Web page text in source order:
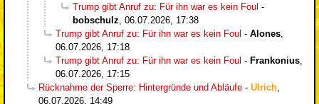
Trump gibt Anruf zu: Für ihn war es kein Foul -
bobschulz 06.07.2026, 17:38
Trump gibt Anruf zu: Für ihn war es kein Foul - Alones
06.07.2026, 17:18
Trump gibt Anruf zu: Für ihn war es kein Foul - Frankonius
06.07.2026, 17:15
Rücknahme der Sperre: Hintergründe und Abläufe - Ulrich
06.07.2026, 14:49